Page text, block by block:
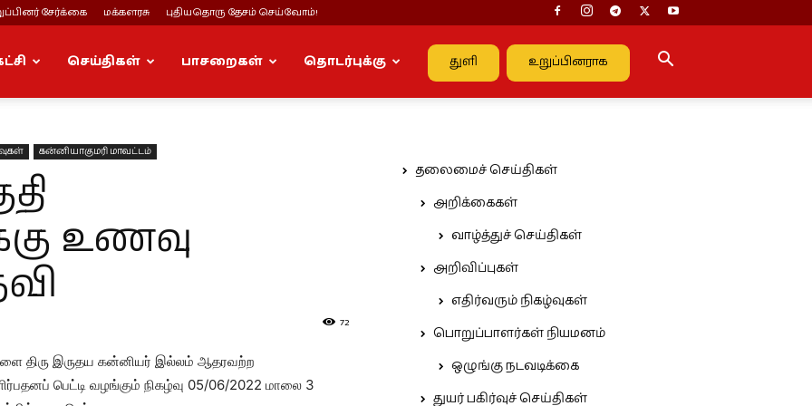
சேர்க்கை மக்களரசு புதியதொரு தேசம் செய்வோம்!
துளி உறுப்பினராக
செய்திகள் பாசறைகள் தொடர்புக்கு
கன்னியாகுமரி மாவட்டம்
உணவு
72
திரு இருதய கன்னியர் இல்லம் ஆதரவற்ற
பெட்டி வழங்கும் நிகழ்வு 05/06/2022 மாலை 3
தலைமைச் செய்திகள்
அறிக்கைகள்
வாழ்த்துச் செய்திகள்
அறிவிப்புகள்
எதிர்வரும் நிகழ்வுகள்
பொறுப்பாளர்கள் நியமனம்
ஒழுங்கு நடவடிக்கை
துயர் பகிர்வுச் செய்திகள்